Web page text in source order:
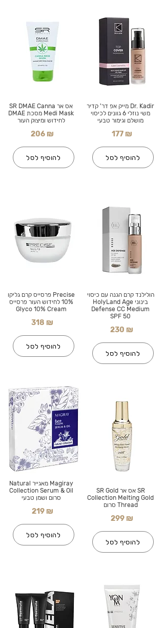
אס אר SR DMAE Canna
Medi Mask מסכת DMAE
לחידוש ומיצוק העור
206 ₪
להוסיף לסל
Precise פרסייס קרם גליקו
10% לחידוש העור פרסייס
Glyco 10% Cream
318 ₪
להוסיף לסל
Magiray מאגייר Natural
Collection Serum & Oil
סרום ושמן טבעי
219 ₪
להוסיף לסל
Dr. Kadir מייק אפ דר' קדיר
משי נוזלי 6 גוונים לכיסוי
מושלם וגימור טבעי
177 ₪
להוסיף לסל
הולילנד קרם הגנה עם כיסוי
בינוני HolyLand Age
Defense CC Medium
SPF 50
230 ₪
להוסיף לסל
SR אס אר SR Gold
Collection Melting Gold
Thread סרום
299 ₪
להוסיף לסל